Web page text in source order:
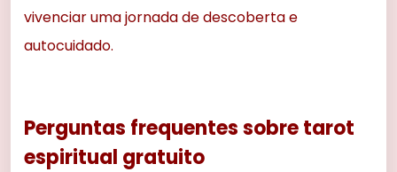
vivenciar uma jornada de descoberta e
autocuidado.
Perguntas frequentes sobre tarot
espiritual gratuito